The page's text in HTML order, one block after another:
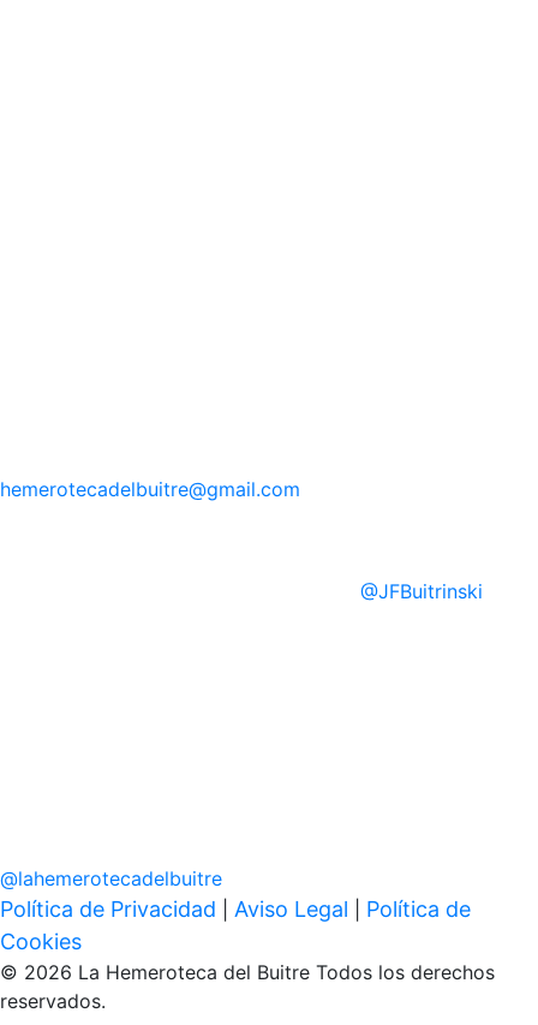
hemerotecadelbuitre@gmail.com
@JFBuitrinski
@lahemerotecadelbuitre
Política de Privacidad Aviso Legal
Política de
Cookies
© 2026 La Hemeroteca del Buitre Todos los derechos
reservados.